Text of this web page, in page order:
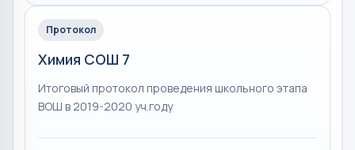
Протокол
Химия СОШ 7
Итоговый протокол проведения школьного этапа
ВОШ в 2019-2020 уч.году